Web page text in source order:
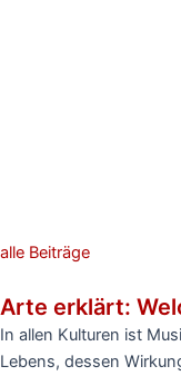
alle Beiträge
Arte erklärt:
In allen Kulturen ist
Lebens, dessen